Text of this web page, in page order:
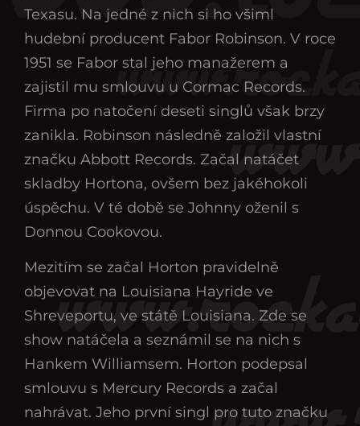
Texasu. Na jedné z nich si ho všiml
hudební producent Fabor Robinson. V roce
1951 se Fabor stal jeho manažerem a
zajistil mu smlouvu u Cormac Records.
Firma po natočení deseti singlů však brzy
zanikla. Robinson následně založil vlastní
značku Abbott Records. Začal natáčet
skladby Hortona, ovšem bez jakéhokoli
úspěchu. V té době se Johnny oženil s
Donnou Cookovou.
Mezitím se začal Horton pravidelně
objevovat na Louisiana Hayride ve
Shreveportu, ve státě Louisiana. Zde se
show natáčela a seznámil se na nich s
Hankem Williamsem. Horton podepsal
smlouvu s Mercury Records a začal
nahrávat. Jeho první singl pro tuto značku